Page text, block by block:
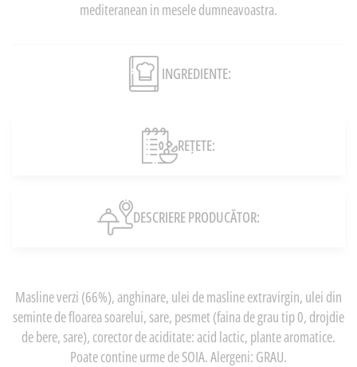
mediteranean in mesele dumneavoastra.
INGREDIENTE:
REȚETE:
DESCRIERE PRODUCĂTOR:
Masline verzi (66%), anghinare, ulei de masline extravirgin, ulei din
seminte de floarea soarelui, sare, pesmet (faina de grau tip 0, drojdie
de bere, sare), corector de aciditate: acid lactic, plante aromatice.
Poate contine urme de SOIA. Alergeni: GRAU.